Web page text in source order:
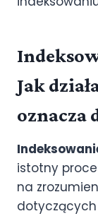
Jak
oznacza
istotny
na